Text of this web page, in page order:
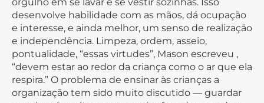
desenvolve habilidade com as mãos, dá ocupação
e interesse, e ainda melhor, um senso de realização
e independência. Limpeza, ordem, asseio,
pontualidade, “essas virtudes”, Mason escreveu ,
“devem estar ao redor da criança como o ar que ela
respira.” O problema de ensinar às crianças a
organização tem sido muito discutido — guardar